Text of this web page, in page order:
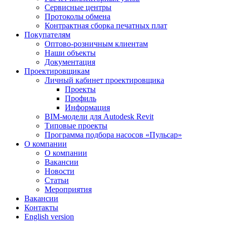
Сервисные центры
Протоколы обмена
Контрактная сборка печатных плат
Покупателям
Оптово-розничным клиентам
Наши объекты
Документация
Проектировщикам
Личный кабинет проектировщика
Проекты
Профиль
Информация
BIM-модели для Autodesk Revit
Типовые проекты
Программа подбора насосов «Пульсар»
О компании
О компании
Вакансии
Новости
Статьи
Мероприятия
Вакансии
Контакты
English version